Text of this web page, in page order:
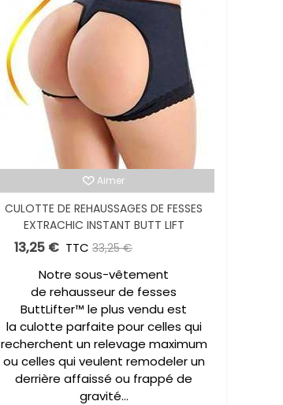
Aimer
CULOTTE DE REHAUSSAGES DE FESSES
EXTRACHIC INSTANT BUTT LIFT
13,25 € TTC 33,25 €
Notre sous-vêtement
de rehausseur de fesses
ButtLifter™ le plus vendu est
la culotte parfaite pour celles qui
recherchent un relevage maximum
ou celles qui veulent remodeler un
derrière affaissé ou frappé de
gravité...